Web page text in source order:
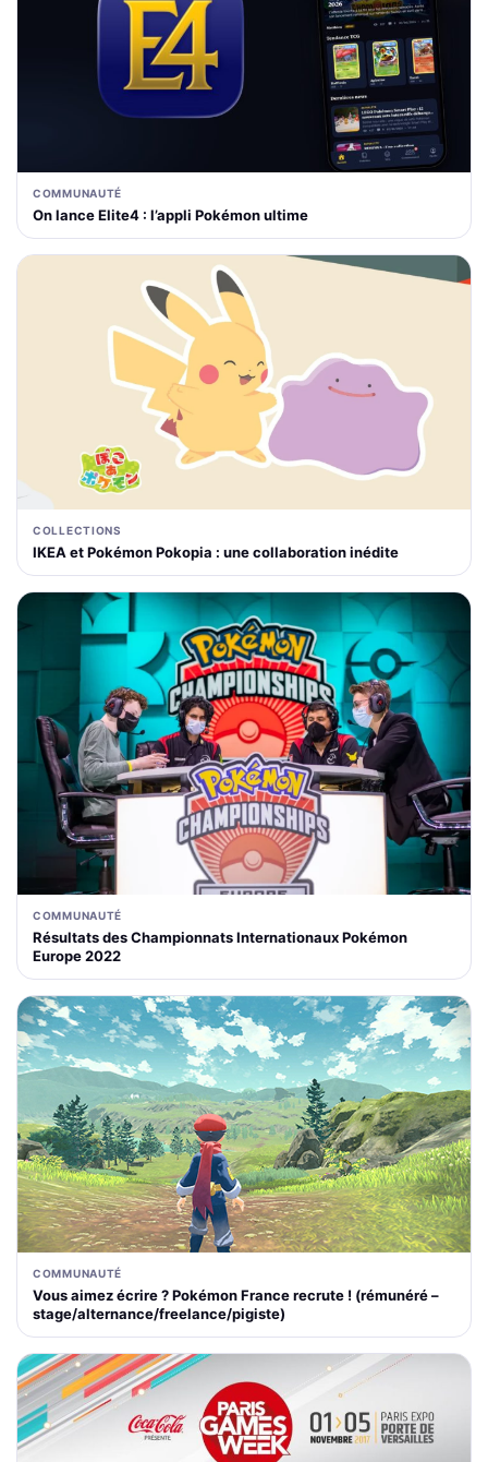
COMMUNAUTÉ
On lance Elite4 : l’appli Pokémon ultime
COLLECTIONS
IKEA et Pokémon Pokopia : une collaboration inédite
COMMUNAUTÉ
Résultats des Championnats Internationaux Pokémon
Europe 2022
COMMUNAUTÉ
Vous aimez écrire ? Pokémon France recrute ! (rémunéré –
stage/alternance/freelance/pigiste)